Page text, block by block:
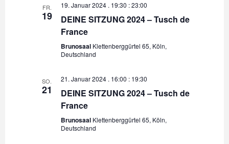
FR.
19
19. Januar 2024 . 19:30 :23:00
DEINE SITZUNG 2024 – Tusch de
France
Brunosaal Klettenberggürtel 65, Köln,
Deutschland
SO.
21
21. Januar 2024 . 16:00 : 19:30
DEINE SITZUNG 2024 – Tusch de
France
Brunosaal Klettenberggürtel 65, Köln,
Deutschland